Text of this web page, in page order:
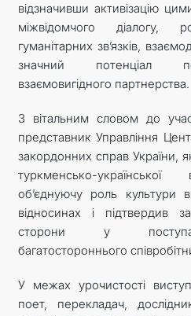
відзначивши активізацію
міжвідомчого діалогу,
гуманітарних зв’язків,
значний потенціал
взаємовигідного партнерства.
З вітальним словом до
представник Управління
закордонних справ України,
туркменсько-української
об’єднуючу роль культури
відносинах і підтвердив
сторони у
багатостороннього
У межах урочистості
поет, перекладач,